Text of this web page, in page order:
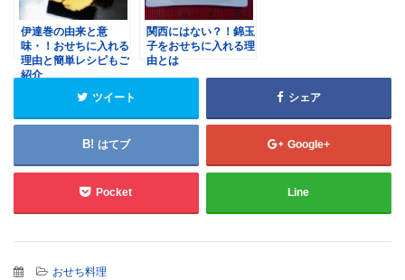
伊達巻の由来と意
味・！おせちに入れる
理由と簡単レシピもご
紹介
関西にはない？！錦玉
子をおせちに入れる理
由とは
ツイート シェア
はてブ Google+
Pocket Line
おせち料理